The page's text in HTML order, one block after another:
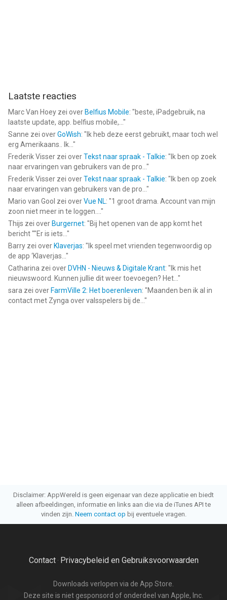
Laatste reacties
Marc Van Hoey zei over Belfius Mobile: "beste, iPadgebruik, na
laatste update, app. belfius mobile,... "
Sanne zei overGoWish: " Ik heb deze eerst gebruikt, maar toch wel
erg Amerikaans.. Ik... "
Frederik Visser zei overTekst naar spraak - Talkie: " Ik ben op zoek
naar ervaringen van gebruikers van de pro... "
Frederik Visser zei overTekst naar spraak - Talkie: " Ik ben op zoek
naar ervaringen van gebruikers van de pro... "
Mario van Gool zei overVue NL: "1 groot drama. Account van mijn
zoon niet meer in te loggen.... "
Thijs zei over Burgernet: "Bij het openen van de app komt het
bericht ""Er is iets... "
Barry zei over Klaverjas: " Ik speel met vrienden tegenwoordig op
de app ‘Klaverjas... "
Catharina zei over DVHN - Nieuws & Digitale Krant: " Ik mis het
nieuwswoord. Kunnen jullie dit weer toevoegen? Het... "
sara zei over FarmVille 2: Het boerenleven: "Maanden ben ik al in
contact met Zynga over valsspelers bij de... "
Disclaimer: AppWereld is geen eigenaar van deze applicatie en biedt
alleen afbeeldingen, informatie en links aan die via de iTunes API te
vinden zijn. Neem contact op bij eventuele vragen.
Contact· Privacybeleid en Gebruiksvoorwaarden
Downloads verlopen via de App Store.
Deze site is niet gesponsord of onderdeel van Apple, Inc.